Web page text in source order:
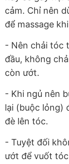
cảm. Chỉ nên
để massage
- Nên chải tóc
đầu, không
còn ướt.
- Khi ngủ nên
lại (buộc lỏng)
đè lên tóc.
- Tuyệt đối
ướt để vuốt